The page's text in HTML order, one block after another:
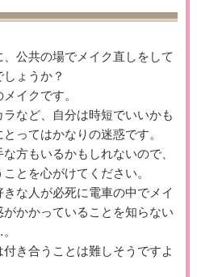
公共の場でメイク直しをして
ょうか？
イクです。
など、自分は時短でいいかも
ってはかなりの迷惑です。
方もいるかもしれないので、
とを心がけてください。
な人が必死に電車の中でメイ
かかっていることを知らない
き合うことは難しそうですよ